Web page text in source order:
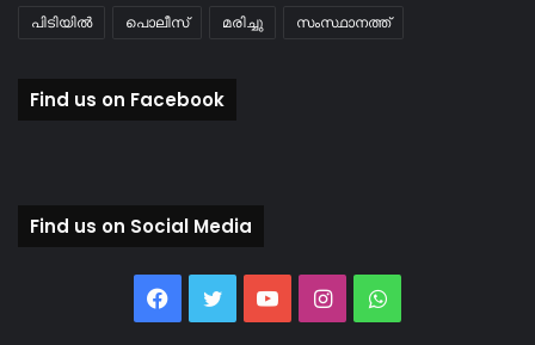
പിടിയിൽ പൊലീസ് മരിച്ചു സംസ്ഥാനത്ത്
Find us on Facebook
Find us on Social Media
Facebook
TwitterYouTubeInstagramWhatsApp